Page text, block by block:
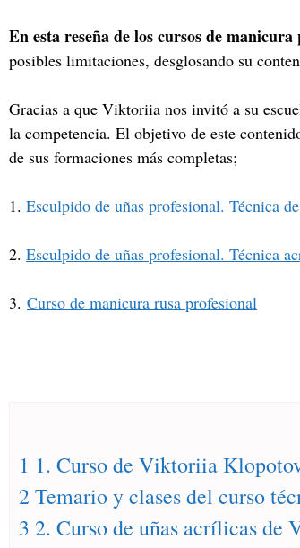
En esta reseña de los cursos de
posibles limitaciones, desglosando su
Gracias a que Viktoriia nos invitó a su
la competencia. El objetivo de este
de sus formaciones más completas;
1. Esculpido de uñas profesional. Técnica
2. Esculpido de uñas profesional. Técnica
3. Curso de manicura rusa profesional
1 1. Curso de Viktoriia
2 Temario y clases del curso
3 2. Curso de uñas acrílicas